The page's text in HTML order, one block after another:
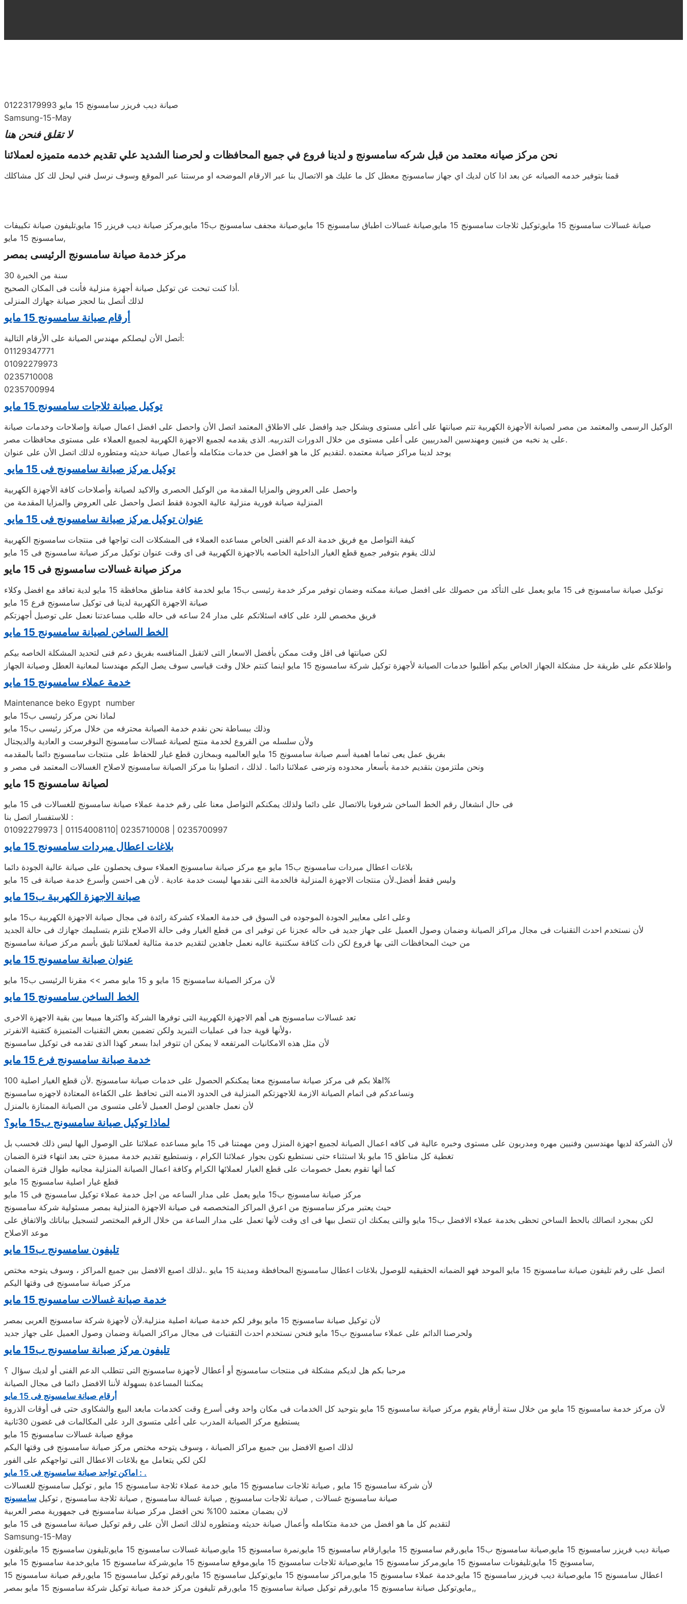
صيانة ديب فريزر سامسونج 15 مايو 01223179993
Samsung-15-May
لا تقلق فنحن هنا
نحن مركز صيانه معتمد من قبل شركه سامسونج و لدينا فروع في جميع المحافظات و لحرصنا الشديد علي تقديم خدمه متميزه لعملائنا
قمنا بتوفير خدمه الصيانه عن بعد اذا كان لديك اي جهاز سامسونج معطل كل ما عليك هو الاتصال بنا عبر الارقام الموضحه او مرستنا عبر الموقع وسوف نرسل فني ليحل لك كل مشاكلك
صيانة غسالات سامسونج 15 مايو,توكيل ثلاجات سامسونج 15 مايو,صيانة غسالات اطباق سامسونج 15 مايو,صيانة مجفف سامسونج ب15 مايو,مركز صيانة ديب فريزر 15 مايو,تليفون صيانة تكييفات
سامسونج 15 مايو,
مركز خدمة صيانة سامسونج‏‏ الرئيسى بمصر
30 سنة من الخبرة
أذا كنت تبحت عن توكيل صيانة أجهزة منزلية فأنت فى المكان الصحيح.
لذلك أتصل بنا لحجز صيانة جهازك المنزلى
أرقام صيانة سامسونج‏‏ 15 مايو
أتصل الأن ليصلكم مهندس الصيانة على الأرقام التالية:
01129347771
01092279973
0235710008
0235700994
توكيل صيانة ثلاجات سامسونج‏‏ 15 مايو
الوكيل الرسمى والمعتمد من مصر لصيانة الأجهزة الكهربية تتم صيانتها على أعلى مستوى وبشكل جيد وافضل على الاطلاق المعتمد اتصل الأن واحصل على افضل اعمال صيانة وإصلاحات وخدمات صيانة
على يد نخبه من فنيين ومهندسين المدربيين على أعلى مستوى من خلال الدورات التدربيه. الذى يقدمه لجميع الاجهزة الكهربية لجميع العملاء على مستوى محافظات مصر.
يوجد لدينا مراكز صيانة معتمده .لتقديم كل ما هو افضل من خدمات متكامله وأعمال صيانة حديثه ومتطوره لذلك اتصل الأن على عنوان
توكيل مركز صيانة سامسونج‏‏ فى 15 مايو
واحصل على العروض والمزايا المقدمة من الوكيل الحصرى والاكيد لصيانة وأصلاحات كافة الأجهزة الكهربية
المنزلية صيانة فورية منزلية عالية الجودة فقط اتصل واحصل على العروض والمزايا المقدمة من
عنوان توكيل مركز صيانة سامسونج‏‏ فى 15 مايو
كيفة التواصل مع فريق خدمة الدعم الفنى الخاص مساعده العملاء فى المشكلات الت تواجها فى منتجات سامسونج‏‏ الكهربية
لذلك يقوم بتوفير جميع قطع الغيار الداخلية الخاصه بالاجهزة الكهربية فى اى وقت عنوان توكيل مركز صيانة سامسونج‏‏ فى 15 مايو
مركز صيانة غسالات سامسونج‏‏ فى 15 مايو
توكيل صيانة سامسونج‏‏ فى 15 مايو يعمل على التأكد من حصولك على افضل صيانة ممكنه وضمان توفير مركز خدمة رئيسى ب15 مايو لخدمة كافة مناطق محافظة 15 مايو لدية تعاقد مع افضل وكلاء
صيانة الاجهزة الكهربية لدينا فى توكيل سامسونج‏‏ فرع 15 مايو
فريق مخصص للرد على كافه اسئلاتكم على مدار 24 ساعه فى حاله طلب مساعدتنا نعمل على توصيل أجهزتكم
الخط الساخن لصيانة سامسونج‏‏ 15 مايو
لكن صيانتها فى اقل وقت ممكن بأفضل الاسعار التى لاتقبل المنافسه بفريق دعم فنى لتحديد المشكلة الخاصه بيكم
واطلاعكم على طريقة حل مشكلة الجهاز الخاص بيكم أطلبوا خدمات الصيانة لأجهزة توكيل شركة سامسونج‏‏ 15 مايو اينما كنتم خلال وقت قياسى سوف يصل اليكم مهندسنا لمعانية العطل وصيانة الجهاز
خدمة عملاء سامسونج‏‏ 15 مايو
Maintenance beko‏ Egypt‏ number
لماذا نحن مركز رئيسى ب15 مايو
وذلك ببساطة نحن نقدم خدمة الصيانة محترفه من خلال مركز رئيسى ب15 مايو
ولأن سلسله من الفروع لخدمة منتج لصيانة غسالات سامسونج‏‏ النوفرست و العادية والديجتال
بفريق عمل يعى تماما اهمية أسم صيانة سامسونج‏‏ 15 مايو العالميه وبمخازن قطع غيار للحفاظ على منتجات سامسونج‏‏ دائما بالمقدمه
ونحن ملتزمون بتقديم خدمة بأسعار محدوده وترضى عملائنا دائما . لذلك ، اتصلوا بنا مركز الصيانة سامسونج‏‏ لاصلاح الغسالات المعتمد فى مصر و
لصيانة سامسونج‏‏ 15 مايو
فى حال انشغال رقم الخط الساخن شرفونا بالاتصال على دائما ولذلك يمكنكم التواصل معنا على رقم خدمة عملاء صيانة سامسونج‏‏ للغسالات فى 15 مايو
للاستفسار اتصل بنا :
01092279973 | 01154008110| 0235710008 | 0235700997
بلاغات اعطال مبردات سامسونج‏‏ 15 مايو
بلاغات اعطال مبردات سامسونج‏‏ ب15 مايو مع مركز صيانة سامسونج‏‏ العملاء سوف يحصلون على صيانة عالية الجودة دائما
وليس فقط أفضل.لأن منتجات الاجهزة المنزلية فالخدمة التى نقدمها ليست خدمة عادية . لأن هى احسن وأسرع خدمة صيانة فى 15 مايو
صيانة الاجهزة الكهربية ب15 مايو
وعلى اعلى معايير الجودة الموجوده فى السوق فى خدمة العملاء كشركة رائدة فى مجال صيانة الاجهزة الكهربية ب15 مايو
لأن نستخدم احدث التقنيات فى مجال مراكز الصيانة وضمان وصول العميل على جهاز جديد فى حاله عجزنا عن توفير اى من قطع الغيار وفى حالة الاصلاح نلتزم بتسليمك جهازك فى حالة الجديد
من حيث المحافظات التى بها فروع لكن ذات كثافة سكتنية عاليه نعمل جاهدين لتقديم خدمة مثالية لعملائنا تليق بأسم مركز صيانة سامسونج‏‏
عنوان صيانة سامسونج‏‏ 15 مايو
لأن مركز الصيانة سامسونج‏‏ 15 مايو و 15 مايو مصر >> مقرنا الرئيسى ب15 مايو
الخط الساخن سامسونج‏‏ 15 مايو
تعد غسالات سامسونج‏‏ هى أهم الاجهزة الكهربية التى توفرها الشركة واكثرها مبيعا بين بقية الاجهزة الاخرى
ولأنها قوية جدا فى عمليات التبريد ولكن تضمين بعض التقنيات المتميزة كتقنية الانفرتر،
لأن مثل هذه الامكانيات المرتفعه لا يمكن ان تتوفر ابدا بسعر كهذا الذى تقدمه فى توكيل سامسونج‏‏
خدمة صيانة سامسونج‏‏ فرع 15 مايو
اهلا بكم فى مركز صيانة سامسونج‏‏ معنا يمكنكم الحصول على خدمات صيانة سامسونج‏‏ .لأن قطع الغيار اصلية 100%
ونساعدكم فى اتمام الصيانة الازمة للاجهزتكم المنزلية فى الحدود الامنه التى تحافظ على الكفاءة المعتادة لاجهزه سامسونج‏‏
لأن نعمل جاهدين لوصل العميل لأعلى متسوى من الصيانة الممتازة بالمنزل
لماذا توكيل صيانة سامسونج‏‏ ب15 مايو؟
لأن الشركة لديها مهندسين وفنيين مهره ومدربون على مستوى وخبره عالية فى كافه اعمال الصيانة لجميع اجهزة المنزل ومن مهمتنا فى 15 مايو مساعده عملائنا على الوصول اليها ليس ذلك فحسب بل
تغطية كل مناطق 15 مايو بلا استثناء حتى نستطيع نكون بجوار عملائنا الكرام ، ونستطيع تقديم خدمة مميزة حتى بعد انتهاء فترة الضمان
كما أنها تقوم بعمل خصومات على قطع الغيار لعملائها الكرام وكافة اعمال الصيانة المنزلية مجانيه طوال فترة الضمان
قطع غيار اصلية سامسونج‏‏ 15 مايو
مركز صيانة سامسونج‏‏ ب15 مايو يعمل على مدار الساعه من اجل خدمة عملاء توكيل سامسونج‏‏ فى 15 مايو
حيث يعتبر مركز سامسونج‏‏ من اعرق المراكز المتخصصه فى صيانة الاجهزة المنزلية بمصر مسئولية شركة سامسونج‏‏
لكن بمجرد اتصالك بالحط الساخن تحظى بخدمة عملاء الافضل ب15 مايو والتى يمكنك ان تتصل بيها فى اى وقت لأنها تعمل على مدار الساعة من خلال الرقم المختصر لتسجيل بياناتك والاتفاق على
موعد الاصلاح
تليفون سامسونج‏‏ ب15 مايو
اتصل على رقم تليفون صيانة سامسونج‏‏ 15 مايو الموحد فهو الضمانه الحقيقيه للوصول بلاغات اعطال سامسونج‏‏ المحافظة ومدينة 15 مايو .،لذلك اصبع الافضل بين جميع المراكز ، وسوف يتوحه مختص
مركز صيانة سامسونج‏‏ فى وقتها اليكم
خدمة صيانة غسالات سامسونج‏‏ 15 مايو
لأن توكيل صيانة سامسونج‏‏ 15 مايو يوفر لكم خدمة صيانة اصلية منزلية.لأن لأجهزة شركة سامسونج‏‏ العربى بمصر
ولحرصنا الدائم على عملاء سامسونج‏‏ ب15 مايو فنحن نستخدم احدث التقنيات فى مجال مراكز الصيانة وضمان وصول العميل على جهاز جديد
تليفون مركز صيانة سامسونج‏‏ ب15 مايو
مرحبا بكم هل لديكم مشكلة فى منتجات سامسونج‏‏ أو أعطال لأجهزة سامسونج‏‏ التى تتطلب الدعم الفنى أو لديك سؤال ؟
يمكننا المساعدة بسهولة لأننا الافضل دائما فى مجال الصيانة
أرقام صيانة سامسونج‏‏ فى 15 مايو
لأن مركز خدمة سامسونج‏‏ 15 مايو من خلال ستة أرقام يقوم مركز صيانة سامسونج‏‏ 15 مايو بتوحيد كل الخدمات فى مكان واحد وفى أسرع وقت كخدمات مابعد البيع والشكاوى حتى فى أوقات الذروة
يستطيع مركز الصيانة المدرب على أعلى متسوى الرد على المكالمات فى غضون 30ثانية
موقع صيانة غسالات سامسونج‏‏ 15 مايو
لذلك اصبع الافضل بين جميع مراكز الصيانة ، وسوف يتوحه مختص مركز صيانة سامسونج‏‏ فى وقتها اليكم
لكن لكي يتعامل مع بلاغات الاعطال التى تواجهكم على الفور
اماكن تواجد صيانة سامسونج‏‏ فى 15 مايو : .
لأن شركة سامسونج‏‏ 15 مايو , صيانة ثلاجات سامسونج‏‏ 15 مايو, خدمة عملاء ثلاجة سامسونج‏‏ 15 مايو , توكيل سامسونج‏‏ للغسالات
صيانة سامسونج‏‏ غسالات , صيانة ثلاجات سامسونج‏‏ , صيانة غسالة سامسونج‏‏ , صيانة ثلاجة سامسونج‏‏ , توكيل سامسونج
لان بضمان معتمد 100% نحن افضل مركز صيانة سامسونج‏‏ فى جمهورية مصر العربية
لتقديم كل ما هو افضل من خدمة متكامله وأعمال صيانة حديثه ومتطوره لذلك اتصل الأن على رقم توكيل صيانة سامسونج‏‏ فى 15 مايو
Samsung-15-May
صيانة ديب فريزر سامسونج 15 مايو,صيانة سامسونج ب15 مايو,رقم سامسونج 15 مايو,ارقام سامسونج 15 مايو,نمرة سامسونج 15 مايو,صيانة غسالات سامسونج 15 مايو,تليفون سامسونج 15 مايو,تلفون
سامسونج 15 مايو,تليفونات سامسونج 15 مايو,مركز سامسونج 15 مايو,صيانة ثلاجات سامسونج 15 مايو,موقع سامسونج 15 مايو,شركة سامسونج 15 مايو,خدمة سامسونج 15 مايو,
اعطال سامسونج 15 مايو,صيانة ديب فريزر سامسونج 15 مايو,خدمة عملاء سامسونج 15 مايو,مراكز سامسونج 15 مايو,توكيل سامسونج 15 مايو,رقم توكيل سامسونج 15 مايو,رقم صيانة سامسونج 15
مايو,توكيل صيانة سامسونج 15 مايو,رقم توكيل صيانة سامسونج 15 مايو,رقم تليفون مركز خدمة صيانة توكيل شركة سامسونج 15 مايو بمصر,,